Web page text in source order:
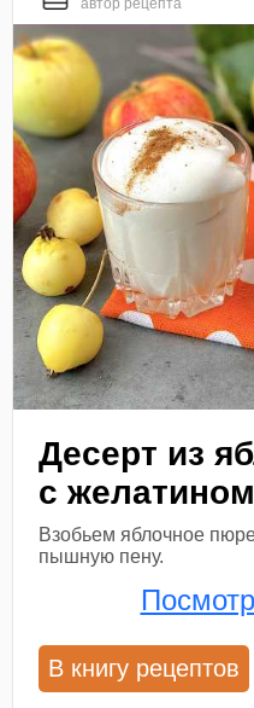
Десерт из
с желатином
Взобьем яблочное
пышную пену.
В книгу рецептов